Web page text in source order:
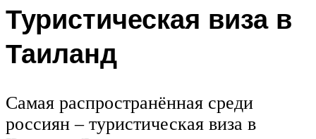
Туристическая виза в
Таиланд
Самая распространённая среди
россиян – туристическая виза в